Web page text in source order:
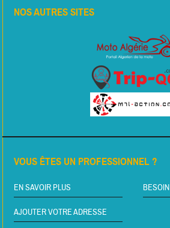
NOS AUTRES SITES
VOUS ÊTES UN PROFESSIONNEL ?
EN SAVOIR PLUS
AJOUTER VOTRE ADRESSE